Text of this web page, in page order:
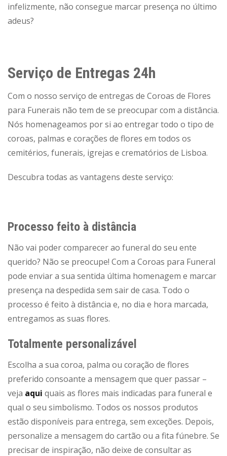
infelizmente, não consegue marcar presença no último
adeus?
Serviço de Entregas 24h
Com o nosso serviço de entregas de Coroas de Flores
para Funerais não tem de se preocupar com a distância.
Nós homenageamos por si ao entregar todo o tipo de
coroas, palmas e corações de flores em todos os
cemitérios, funerais, igrejas e crematórios de Lisboa.
Descubra todas as vantagens deste serviço:
Processo feito à distância
Não vai poder comparecer ao funeral do seu ente
querido? Não se preocupe! Com a Coroas para Funeral
pode enviar a sua sentida última homenagem e marcar
presença na despedida sem sair de casa. Todo o
processo é feito à distância e, no dia e hora marcada,
entregamos as suas flores.
Totalmente personalizável
Escolha a sua coroa, palma ou coração de flores
preferido consoante a mensagem que quer passar –
veja aqui quais as flores mais indicadas para funeral e
qual o seu simbolismo. Todos os nossos produtos
estão disponíveis para entrega, sem exceções. Depois,
personalize a mensagem do cartão ou a fita fúnebre. Se
precisar de inspiração, não deixe de consultar as